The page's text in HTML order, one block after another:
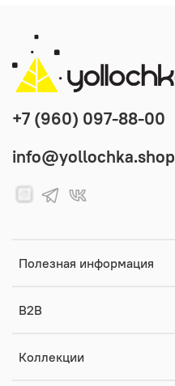
Полезная информация
B2B
Коллекции
+7 (960) 097-88-00
info@yollochka.shop